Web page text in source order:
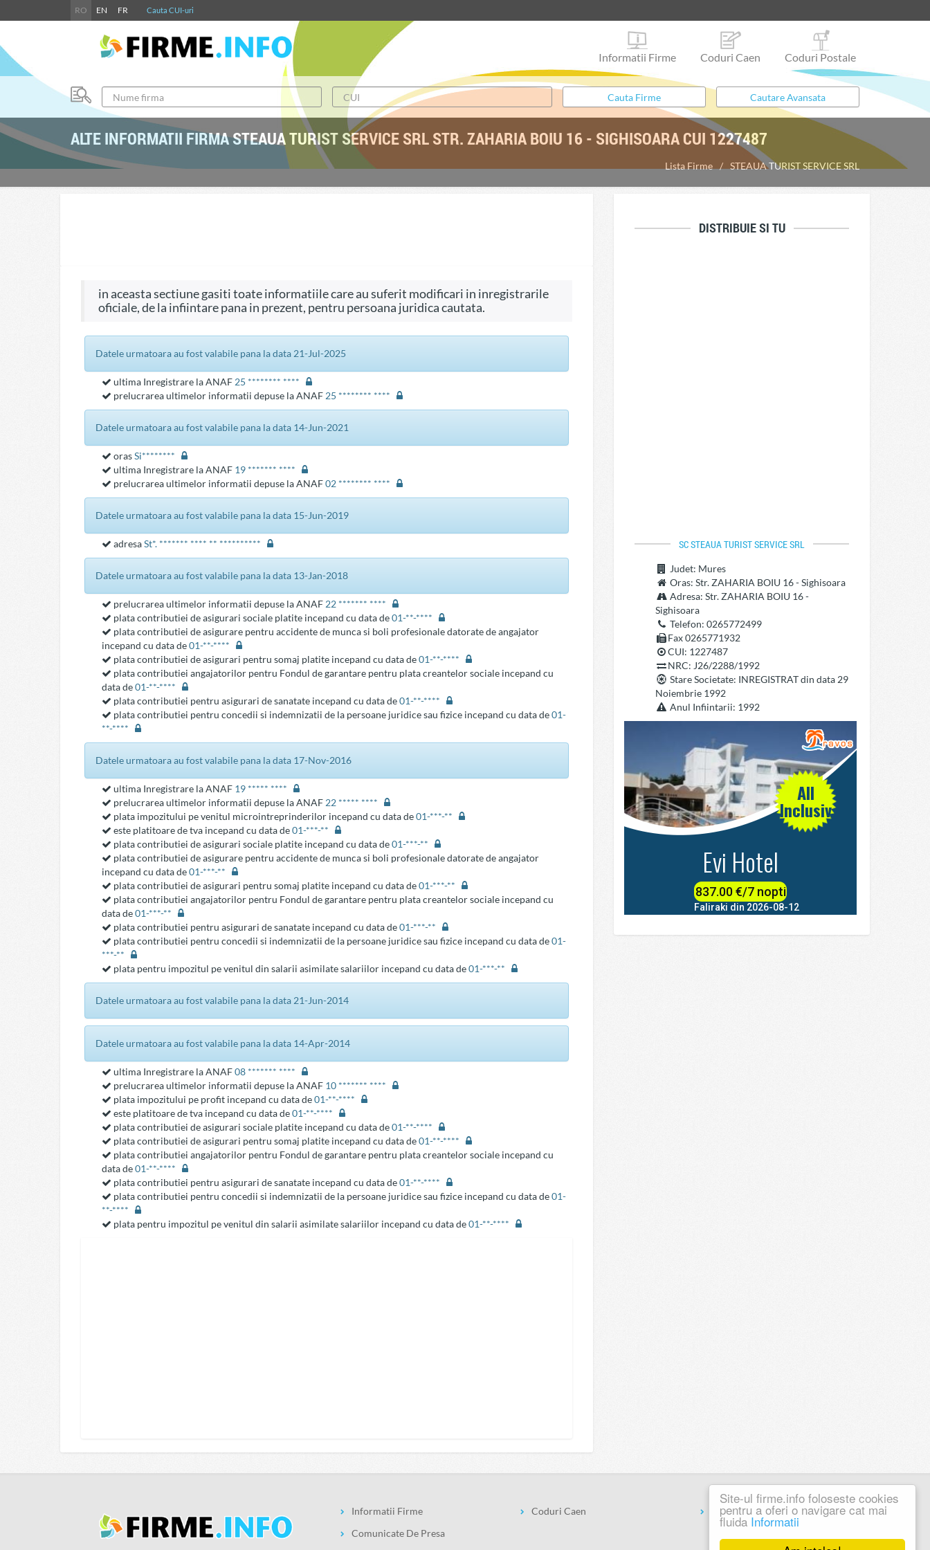
Site-ul firme.info foloseste cookies
pentru a oferi o navigare cat mai
fluida Informatii
RO EN FR Cauta CUI-uri
Informatii Firme Coduri Caen Coduri Postale
ALTE INFORMATII FIRMA STEAUA TURIST SERVICE SRL STR. ZAHARIA BOIU 16 - SIGHISOARA CUI 1227487
Lista Firme STEAUA TURIST SERVICE SRL
in aceasta sectiune gasiti toate informatiile care au suferit modificari in inregistrarile
oficiale, de la infiintare pana in prezent, pentru persoana juridica cautata.
datele urmatoara au fost valabile pana la data 21-Jul-2025
ultima Inregistrare la ANAF 25 ******** ****
prelucrarea ultimelor informatii depuse la ANAF 25 ******** ****
datele urmatoara au fost valabile pana la data 14-Jun-2021
orasSi********
ultima Inregistrare la ANAF 19 ******* ****
prelucrarea ultimelor informatii depuse la ANAF02 ******** ****
datele urmatoara au fost valabile pana la data 15-Jun-2019
adresaSt*. ******* **** ** **********
datele urmatoara au fost valabile pana la data 13-Jan-2018
prelucrarea ultimelor informatii depuse la ANAF 22 ******* ****
plata contributiei de asigurari sociale platite incepand cu data de01-**-****
plata contributiei de asigurare pentru accidente de munca si boli profesionale datorate de angajator
incepand cu data de01-**-****
plata contributiei de asigurari pentru somaj platite incepand cu data de01-**-****
plata contributiei angajatorilor pentru Fondul de garantare pentru plata creantelor sociale incepand cu
data de01-**-****
plata contributiei pentru asigurari de sanatate incepand cu data de01-**-****
plata contributiei pentru concedii si indemnizatii de la persoane juridice sau fizice incepand cu data de01-
**-****
datele urmatoara au fost valabile pana la data 17-Nov-2016
ultima Inregistrare la ANAF 19 ***** ****
prelucrarea ultimelor informatii depuse la ANAF 22 ***** ****
plata impozitului pe venitul microintreprinderilor incepand cu data de01-***-**
este platitoare de tva incepand cu data de01-***-**
plata contributiei de asigurari sociale platite incepand cu data de01-***-**
plata contributiei de asigurare pentru accidente de munca si boli profesionale datorate de angajator
incepand cu data de01-***-**
plata contributiei de asigurari pentru somaj platite incepand cu data de01-***-**
plata contributiei angajatorilor pentru Fondul de garantare pentru plata creantelor sociale incepand cu
data de01-***-**
plata contributiei pentru asigurari de sanatate incepand cu data de01-***-**
plata contributiei pentru concedii si indemnizatii de la persoane juridice sau fizice incepand cu data de01-
***-**
plata pentru impozitul pe venitul din salarii asimilate salariilor incepand cu data de01-***-**
datele urmatoara au fost valabile pana la data 21-Jun-2014
datele urmatoara au fost valabile pana la data 14-Apr-2014
ultima Inregistrare la ANAF08 ******* ****
prelucrarea ultimelor informatii depuse la ANAF 10 ******* ****
plata impozitului pe profit incepand cu data de01-**-****
este platitoare de tva incepand cu data de01-**-****
plata contributiei de asigurari sociale platite incepand cu data de01-**-****
plata contributiei de asigurari pentru somaj platite incepand cu data de01-**-****
plata contributiei angajatorilor pentru Fondul de garantare pentru plata creantelor sociale incepand cu
data de01-**-****
plata contributiei pentru asigurari de sanatate incepand cu data de01-**-****
plata contributiei pentru concedii si indemnizatii de la persoane juridice sau fizice incepand cu data de01-
**-****
plata pentru impozitul pe venitul din salarii asimilate salariilor incepand cu data de01-**-****
DISTRIBUIE SI TU
SC STEAUA TURIST SERVICE SRL
Judet: Mures
Oras: Str. ZAHARIA BOIU 16 - Sighisoara
Adresa: Str. ZAHARIA BOIU 16 -
Sighisoara
Telefon: 0265772499
Fax 0265771932
CUI: 1227487
NRC: J26/2288/1992
Stare Societate: INREGISTRAT din data 29
Noiembrie 1992
Anul Infiintarii: 1992
Informatii Firme
Comunicate De Presa
Coduri Caen Coduri Postale